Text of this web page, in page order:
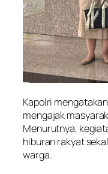
Kapolri
mengajak
Menurutnya,
hiburan rakyat
warga.